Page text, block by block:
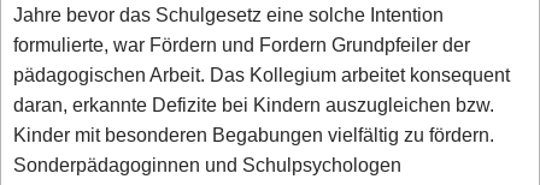
Jahre bevor das Schulgesetz eine solche Intention
formulierte, war Fördern und Fordern Grundpfeiler der
pädagogischen Arbeit. Das Kollegium arbeitet konsequent
daran, erkannte Defizite bei Kindern auszugleichen bzw.
Kinder mit besonderen Begabungen vielfältig zu fördern.
Sonderpädagoginnen und Schulpsychologen